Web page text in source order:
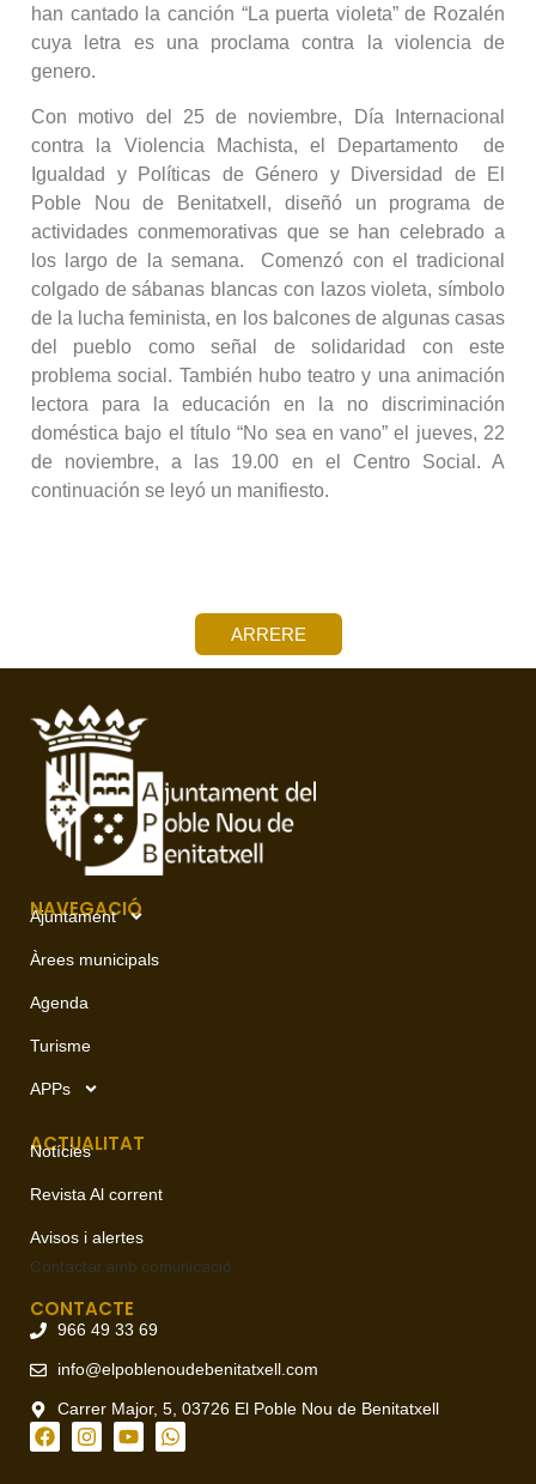
han cantado la canción “La puerta violeta” de Rozalén
cuya letra es una proclama contra la violencia de
genero.
Con motivo del 25 de noviembre, Día Internacional
contra la Violencia Machista, el Departamento de
Igualdad y Políticas de Género y Diversidad de El
Poble Nou de Benitatxell, diseñó un programa de
actividades conmemorativas que se han celebrado a
los largo de la semana. Comenzó con el tradicional
colgado de sábanas blancas con lazos violeta, símbolo
de la lucha feminista, en los balcones de algunas casas
del pueblo como señal de solidaridad con este
problema social. También hubo teatro y una animación
lectora para la educación en la no discriminación
doméstica bajo el título “No sea en vano” el jueves, 22
de noviembre, a las 19.00 en el Centro Social. A
continuación se leyó un manifiesto.
ARRERE
NAVEGACIÓ
Ajuntament
Àrees municipals
Agenda
Turisme
APPs
ACTUALITAT
Notícies
Revista Al corrent
Avisos i alertes
Contactar amb comunicació
CONTACTE
966 49 33 69
info@elpoblenoudebenitatxell.com
Carrer Major, 5, 03726 El Poble Nou de Benitatxell